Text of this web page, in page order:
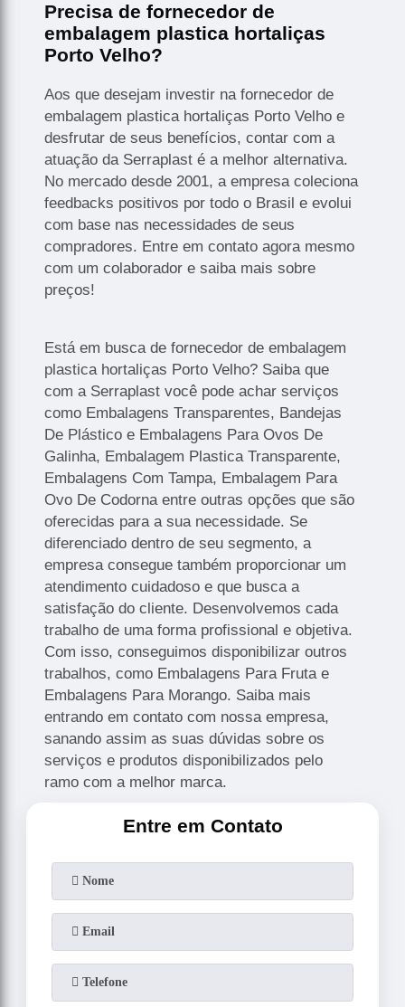
Precisa de fornecedor de
embalagem plastica hortaliças
Porto Velho?
Aos que desejam investir na fornecedor de
embalagem plastica hortaliças Porto Velho e
desfrutar de seus benefícios, contar com a
atuação da Serraplast é a melhor alternativa.
No mercado desde 2001, a empresa coleciona
feedbacks positivos por todo o Brasil e evolui
com base nas necessidades de seus
compradores. Entre em contato agora mesmo
com um colaborador e saiba mais sobre
preços!
Está em busca de fornecedor de embalagem
plastica hortaliças Porto Velho? Saiba que
com a Serraplast você pode achar serviços
como Embalagens Transparentes, Bandejas
De Plástico e Embalagens Para Ovos De
Galinha, Embalagem Plastica Transparente,
Embalagens Com Tampa, Embalagem Para
Ovo De Codorna entre outras opções que são
oferecidas para a sua necessidade. Se
diferenciado dentro de seu segmento, a
empresa consegue também proporcionar um
atendimento cuidadoso e que busca a
satisfação do cliente. Desenvolvemos cada
trabalho de uma forma profissional e objetiva.
Com isso, conseguimos disponibilizar outros
trabalhos, como Embalagens Para Fruta e
Embalagens Para Morango. Saiba mais
entrando em contato com nossa empresa,
sanando assim as suas dúvidas sobre os
serviços e produtos disponibilizados pelo
ramo com a melhor marca.
Entre em Contato